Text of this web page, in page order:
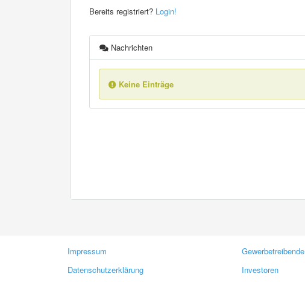
Bereits registriert? Login!
Nachrichten
Keine Einträge
Impressum
Datenschutzerklärung
Gewerbetreibende
Investoren